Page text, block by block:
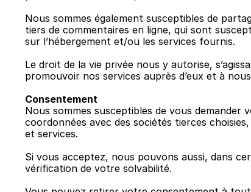
Nous sommes également susceptibles de
tiers de commentaires en ligne, qui sont
sur l’hébergement et/ou les services fournis.
Le droit de la vie privée nous y autorise,
promouvoir nos services auprès d’eux et à
Consentement
Nous sommes susceptibles de vous
coordonnées avec des sociétés tierces
et services.
Si vous acceptez, nous pouvons aussi, dans
vérification de votre solvabilité.